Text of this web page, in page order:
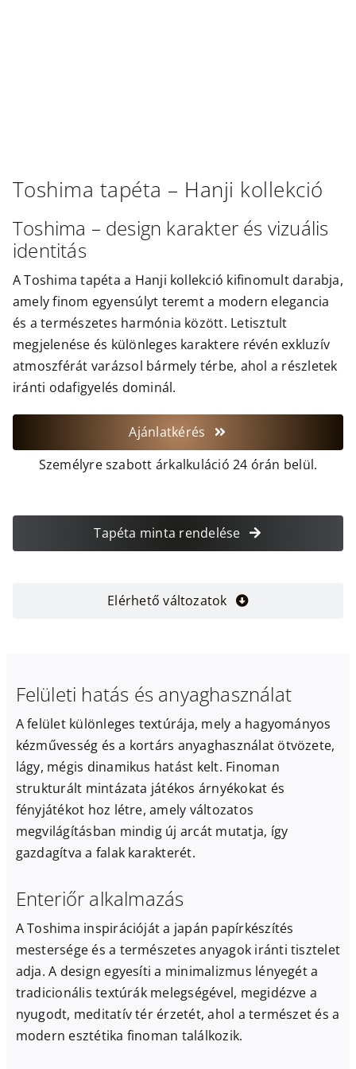
Toshima tapéta – Hanji kollekció
Toshima – design karakter és vizuális
identitás
A Toshima tapéta a Hanji kollekció kifinomult darabja,
amely finom egyensúlyt teremt a modern elegancia
és a természetes harmónia között. Letisztult
megjelenése és különleges karaktere révén exkluzív
atmoszférát varázsol bármely térbe, ahol a részletek
iránti odafigyelés dominál.
Ajánlatkérés
Személyre szabott árkalkuláció 24 órán belül.
Tapéta minta rendelése
Elérhető változatok
Felületi hatás és anyaghasználat
A felület különleges textúrája, mely a hagyományos
kézművesség és a kortárs anyaghasználat ötvözete,
lágy, mégis dinamikus hatást kelt. Finoman
strukturált mintázata játékos árnyékokat és
fényjátékot hoz létre, amely változatos
megvilágításban mindig új arcát mutatja, így
gazdagítva a falak karakterét.
Enteriőr alkalmazás
A Toshima inspirációját a japán papírkészítés
mestersége és a természetes anyagok iránti tisztelet
adja. A design egyesíti a minimalizmus lényegét a
tradicionális textúrák melegségével, megidézve a
nyugodt, meditatív tér érzetét, ahol a természet és a
modern esztétika finoman találkozik.